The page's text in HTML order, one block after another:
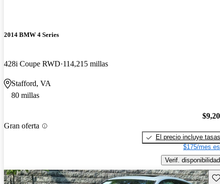
2014 BMW 4 Series
428i Coupe RWD 114,215 millas
Stafford, VA
80 millas
Gran oferta
El precio incluye tasas
$175/mes
Verif. disponibilidad